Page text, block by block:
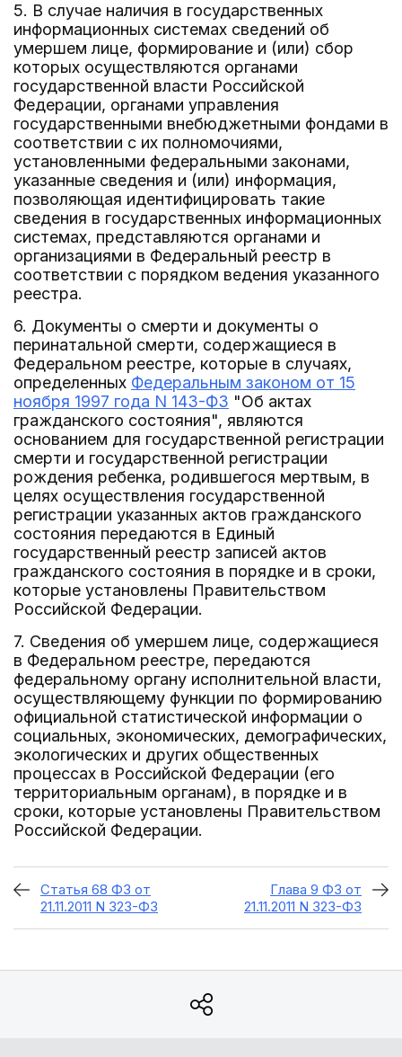
5. В случае наличия в государственных
информационных системах сведений об
умершем лице, формирование и (или) сбор
которых осуществляются органами
государственной власти Российской
Федерации, органами управления
государственными внебюджетными фондами в
соответствии с их полномочиями,
установленными федеральными законами,
указанные сведения и (или) информация,
позволяющая идентифицировать такие
сведения в государственных информационных
системах, представляются органами и
организациями в Федеральный реестр в
соответствии с порядком ведения указанного
реестра.
6. Документы о смерти и документы о
перинатальной смерти, содержащиеся в
Федеральном реестре, которые в случаях,
определенных Федеральным законом от 15
ноября 1997 года N 143-ФЗ "Об актах
гражданского состояния", являются
основанием для государственной регистрации
смерти и государственной регистрации
рождения ребенка, родившегося мертвым, в
целях осуществления государственной
регистрации указанных актов гражданского
состояния передаются в Единый
государственный реестр записей актов
гражданского состояния в порядке и в сроки,
которые установлены Правительством
Российской Федерации.
7. Сведения об умершем лице, содержащиеся
в Федеральном реестре, передаются
федеральному органу исполнительной власти,
осуществляющему функции по формированию
официальной статистической информации о
социальных, экономических, демографических,
экологических и других общественных
процессах в Российской Федерации (его
территориальным органам), в порядке и в
сроки, которые установлены Правительством
Российской Федерации.
Статья 68 ФЗ от
21.11.2011 N 323-ФЗ
Глава 9 ФЗ от
21.11.2011 N 323-ФЗ